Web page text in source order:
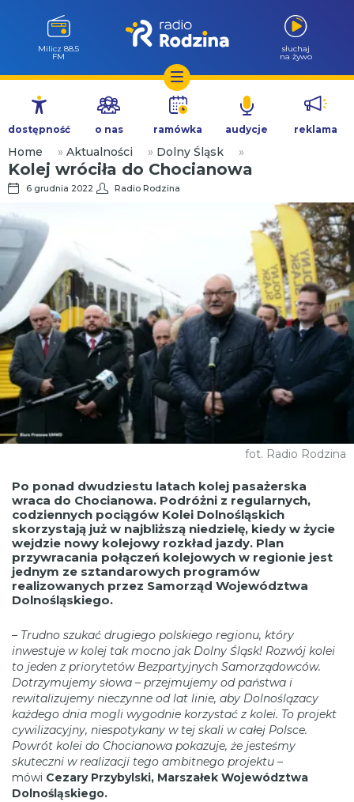
Przejdź
treści
Milicz 88.5
FM
słuchaj
na żywo
dostępność o nas ramówka audycje reklama
Home » Aktualności » Dolny Śląsk »
Kolej wróciła do Chocianowa
6 grudnia 2022 Radio Rodzina
fot. Radio Rodzina
Po ponad dwudziestu latach kolej pasażerska
wraca do Chocianowa. Podróżni z regularnych,
codziennych pociągów Kolei Dolnośląskich
skorzystają już w najbliższą niedzielę, kiedy w życie
wejdzie nowy kolejowy rozkład jazdy. Plan
przywracania połączeń kolejowych w regionie jest
jednym ze sztandarowych programów
realizowanych przez Samorząd Województwa
Dolnośląskiego.
– Trudno szukać drugiego polskiego regionu, który
inwestuje w kolej tak mocno jak Dolny Śląsk! Rozwój kolei
to jeden z priorytetów Bezpartyjnych Samorządowców.
Dotrzymujemy słowa – przejmujemy od państwa i
rewitalizujemy nieczynne od lat linie, aby Dolnoślązacy
każdego dnia mogli wygodnie korzystać z kolei. To projekt
cywilizacyjny, niespotykany w tej skali w całej Polsce.
Powrót kolei do Chocianowa pokazuje, że jesteśmy
skuteczni w realizacji tego ambitnego projektu –
mówi Cezary Przybylski, Marszałek Województwa
Dolnośląskiego.